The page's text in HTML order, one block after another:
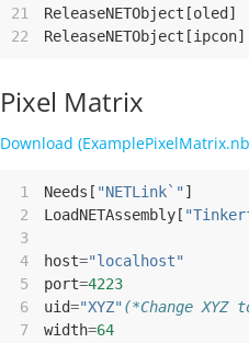
21
ReleaseNETObject [oled ]
22
ReleaseNETObject [ipcon]
Pixel Matrix
Download
1 Needs [ "NETLink`" ]
2
LoadNETAssembly [
3
4
host="localhost"
5
port=4223
6
uid="XYZ" (*Change
7
width=64